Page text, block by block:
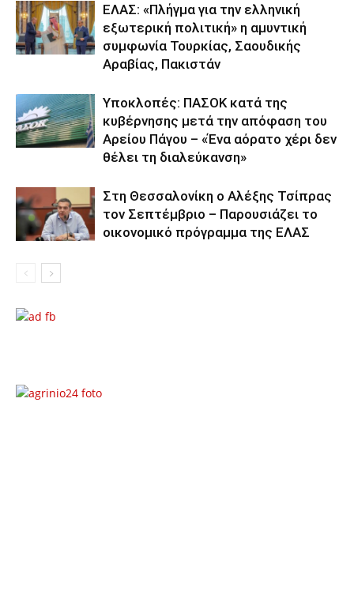
ΕΛΑΣ: «Πλήγμα για την ελληνική
εξωτερική πολιτική» η αμυντική
συμφωνία Τουρκίας, Σαουδικής
Αραβίας, Πακιστάν
Υποκλοπές: ΠΑΣΟΚ κατά της
κυβέρνησης μετά την απόφαση του
Αρείου Πάγου – «Ένα αόρατο χέρι δεν
θέλει τη διαλεύκανση»
Στη Θεσσαλονίκη ο Αλέξης Τσίπρας
τον Σεπτέμβριο – Παρουσιάζει το
οικονομικό πρόγραμμα της ΕΛΑΣ